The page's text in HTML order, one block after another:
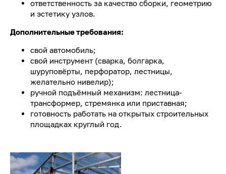
ответственность за качество сборки, геометрию
и эстетику узлов.
Дополнительные требования:
свой автомобиль;
свой инструмент (сварка, болгарка,
шуруповёрты, перфоратор, лестницы,
желательно нивелир);
ручной подъёмный механизм: лестница-
трансформер, стремянка или приставная;
готовность работать на открытых строительных
площадках круглый год.